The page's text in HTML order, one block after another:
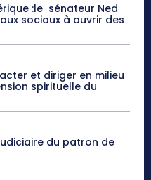
:le sénateur Ned
sociaux à ouvrir des
et diriger en milieu
spirituelle du
du patron de